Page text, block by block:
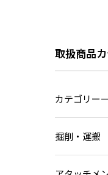
取扱商品
カテゴリー
掘削・運搬